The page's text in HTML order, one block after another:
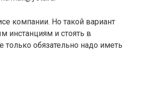
компании. Но такой вариант
инстанциям и стоять в
только обязательно надо иметь